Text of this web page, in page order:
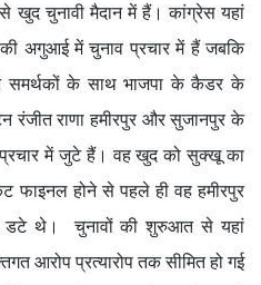
खुद चुनावी मैदान में हैं। कांग्रेस यहां
अगुआई में चुनाव प्रचार में हैं जबकि
समर्थकों के साथ भाजपा के कैडर के
रंजीत राणा हमीरपुर और सुजानपुर के
प्रचार में जुटे हैं। वह खुद को सुक्खू का
फाइनल होने से पहले ही वह हमीरपुर
डटे थे। चुनावों की शुरुआत से यहां
आरोप प्रत्यारोप तक सीमित हो गई